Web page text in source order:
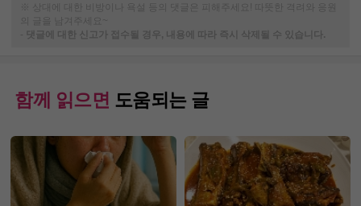
※ 상대에 대한 비방이나 욕설 등의 댓글은 피해주세요! 따뜻한 격려와 응원
의 글을 남겨주세요~
-
댓글에 대한 신고가 접수될 경우, 내용에 따라 즉시 삭제될 수 있습니다.
함께 읽으면 도움되는 글